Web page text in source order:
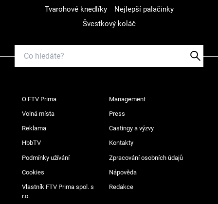
Tvarohové knedlíky
Nejlepší palačinky
Švestkový koláč
O FTV Prima Management
Volná místa Press
Reklama Castingy a výzvy
HbbTV Kontakty
Podmínky užívání Zpracování osobních údajů
Cookies Nápověda
Vlastník FTV Prima spol. s
r.o.
Redakce